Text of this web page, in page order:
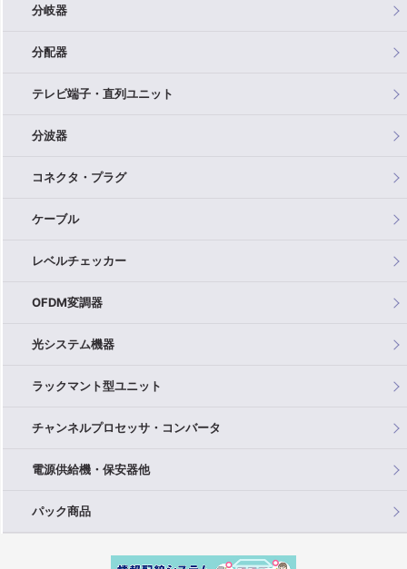
分岐器
分配器
テレビ端子・直列ユニット
分波器
コネクタ・プラグ
ケーブル
レベルチェッカー
OFDM変調器
光システム機器
ラックマント型ユニット
チャンネルプロセッサ・コンバータ
電源供給機・保安器他
パック商品